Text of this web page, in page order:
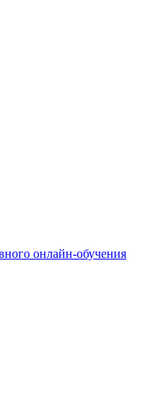
онлайн‑обучения